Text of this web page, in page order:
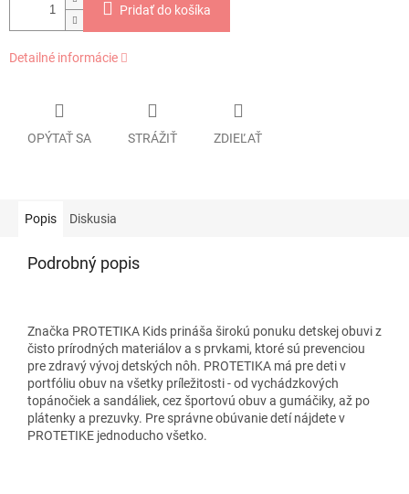
Pridať do košíka
Detailné informácie
OPÝTAŤ SA STRÁŽIŤ ZDIEĽAŤ
Popis Diskusia
Podrobný popis
Značka PROTETIKA Kids prináša širokú ponuku detskej obuvi z
čisto prírodných materiálov a s prvkami, ktoré sú prevenciou
pre zdravý vývoj detských nôh. PROTETIKA má pre deti v
portfóliu obuv na všetky príležitosti - od vychádzkových
topánočiek a sandáliek, cez športovú obuv a gumáčiky, až po
plátenky a prezuvky. Pre správne obúvanie detí nájdete v
PROTETIKE jednoducho všetko.